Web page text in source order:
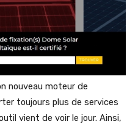
nouveau moteur de
toujours plus de services
vient de voir le jour. Ainsi,